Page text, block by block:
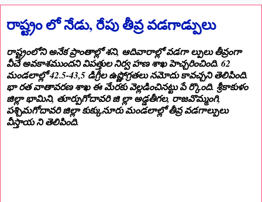
రాష్ట్రం లో నేడు, రేపు తీవ్ర వడగాడ్పులు
రాష్ట్రంలోని అనేక ప్రాంతాల్లో శని, ఆదివారాల్లో వడగా ల్పులు తీవ్రంగా
వీచే అవకాశముందని విపత్తుల నిర్వ హణ శాఖ హెచ్చరించింది. 62
మండలాల్లో 42.5-43,5 డిగ్రీల ఉష్ణోగ్రతలు నమోదు కావచ్చని తెలిపింది.
భా రత వాతావరణ శాఖ ఈ మేరకు వెల్లడించినట్టు పే ర్కొంది. శ్రీకాకుళం
జిల్లా భామిని, తూర్పుగోదావరి జి ల్లా అడ్డతీగల, రాజవొమ్మంగి,
పశ్చిమగోదావరి జిల్లా కుక్కునూరు మండలాల్లో తీవ్ర వడగాల్పులు
వీస్తాయ ని తెలిపింది.